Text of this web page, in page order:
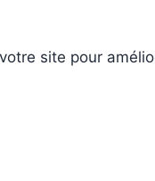
site pour